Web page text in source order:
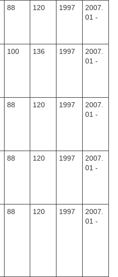
88 120 1997
2007.
01 -
100 136 1997
2007.
01 -
88 120 1997
2007.
01 -
88 120 1997
2007.
01 -
88 120 1997
2007.
01 -